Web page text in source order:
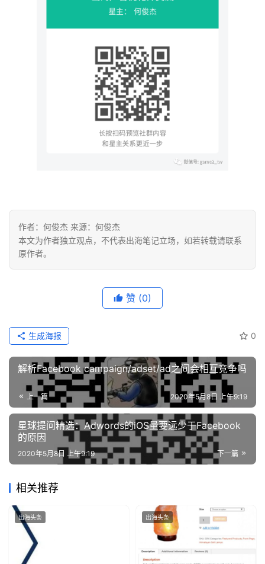
分
享
案
例
操
盘
手
C
u
干
精
作者：何俊杰 来源：何俊杰
本文为作者独立观点，不代表出海笔记立场，如若转载请联系
原作者。
赞 (0)
0
生成海报
解析Facebook campaign/adset/ad之间会相互竞争吗
上一篇 2020年5月8日 上午9:19
星球提问精选：Adwords的iOS量要远少于Facebook
的原因
下一篇
2020年5月8日 上午9:19
相关推荐
出海头条 出海头条